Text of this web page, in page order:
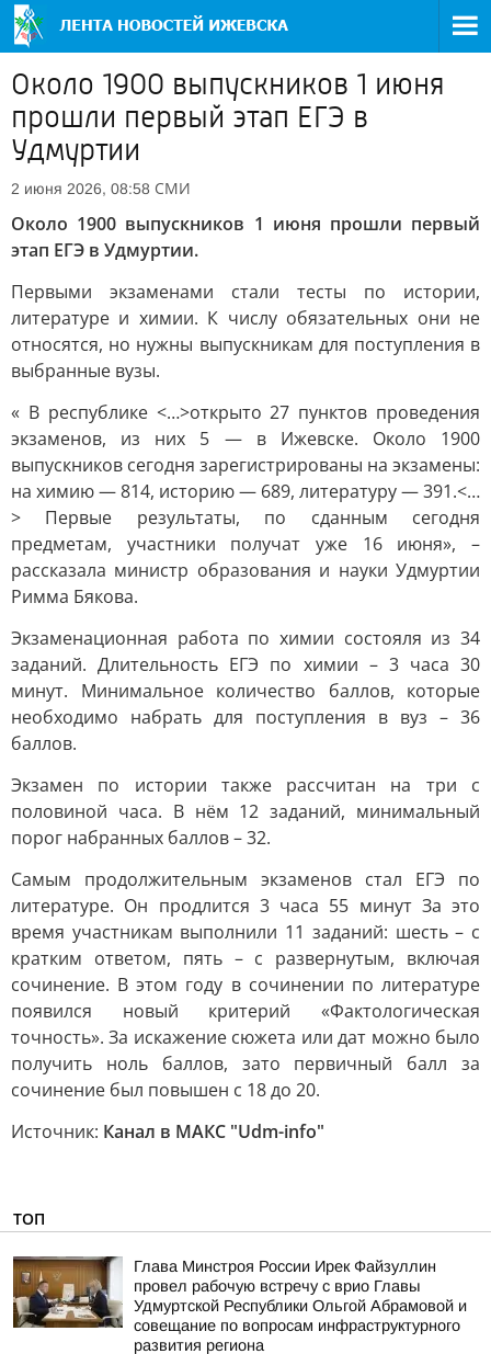
Около 1900 выпускников 1 июня
прошли первый этап ЕГЭ в
Удмуртии
2 июня 2026, 08:58 СМИ
Около 1900 выпускников 1 июня прошли первый
этап ЕГЭ в Удмуртии.
Первыми экзаменами стали тесты по истории,
литературе и химии. К числу обязательных они не
относятся, но нужны выпускникам для поступления в
выбранные вузы.
« В республике <…>открыто 27 пунктов проведения
экзаменов, из них 5 — в Ижевске. Около 1900
выпускников сегодня зарегистрированы на экзамены:
на химию — 814, историю — 689, литературу — 391.<…
> Первые результаты, по сданным сегодня
предметам, участники получат уже 16 июня», –
рассказала министр образования и науки Удмуртии
Римма Бякова.
Экзаменационная работа по химии состояля из 34
заданий. Длительность ЕГЭ по химии – 3 часа 30
минут. Минимальное количество баллов, которые
необходимо набрать для поступления в вуз – 36
баллов.
Экзамен по истории также рассчитан на три с
половиной часа. В нём 12 заданий, минимальный
порог набранных баллов – 32.
Самым продолжительным экзаменов стал ЕГЭ по
литературе. Он продлится 3 часа 55 минут За это
время участникам выполнили 11 заданий: шесть – с
кратким ответом, пять – с развернутым, включая
сочинение. В этом году в сочинении по литературе
появился новый критерий «Фактологическая
точность». За искажение сюжета или дат можно было
получить ноль баллов, зато первичный балл за
сочинение был повышен с 18 до 20.
Источник: Канал в МАКС "Udm-info"
ТОП
Глава Минстроя России Ирек Файзуллин
провел рабочую встречу с врио Главы
Удмуртской Республики Ольгой Абрамовой и
совещание по вопросам инфраструктурного
развития региона